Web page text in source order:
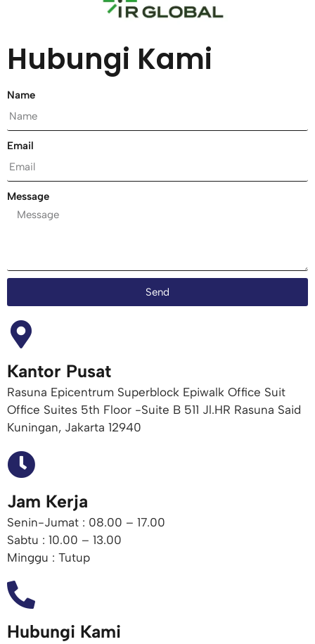
Hubungi Kami
Name
Email
Message
Send
Kantor Pusat
Rasuna Epicentrum Superblock Epiwalk Office Suit
Office Suites 5th Floor -Suite B 511 Jl.HR Rasuna Said
Kuningan, Jakarta 12940
Jam Kerja
Senin-Jumat : 08.00 – 17.00
Sabtu : 10.00 – 13.00
Minggu : Tutup
Hubungi Kami